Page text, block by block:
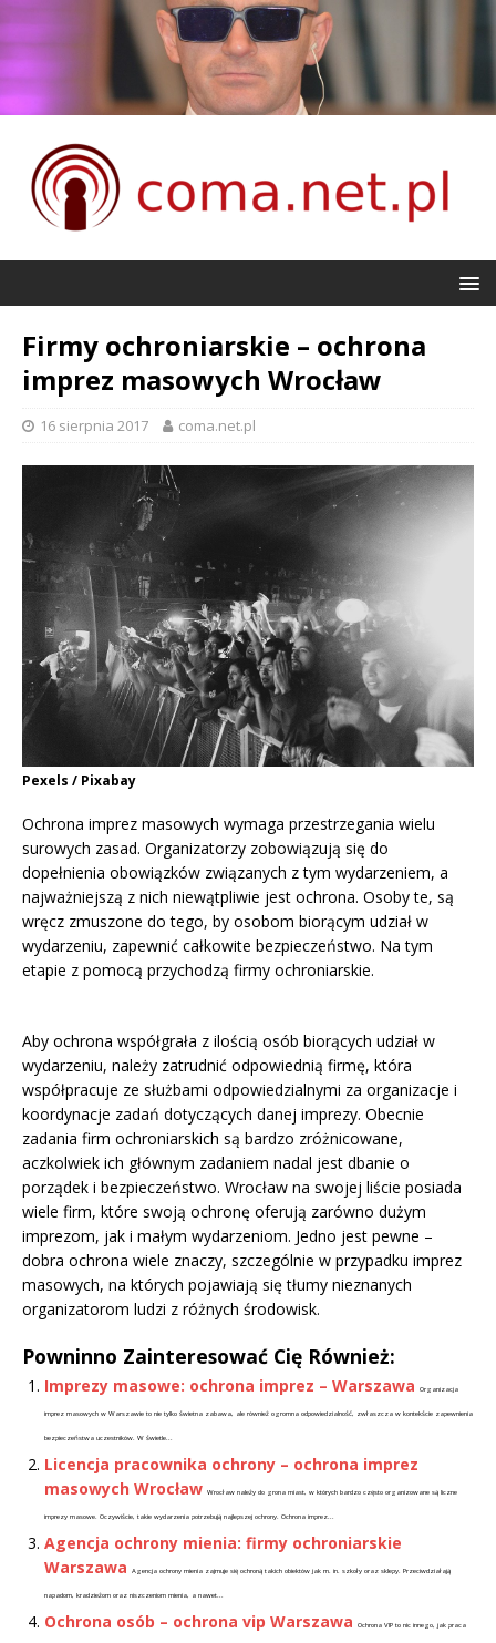
Firmy ochroniarskie – ochrona
imprez masowych Wrocław
16 sierpnia 2017 coma.net.pl
Pexels / Pixabay
Ochrona imprez masowych wymaga przestrzegania wielu
surowych zasad. Organizatorzy zobowiązują się do
dopełnienia obowiązków związanych z tym wydarzeniem, a
najważniejszą z nich niewątpliwie jest ochrona. Osoby te, są
wręcz zmuszone do tego, by osobom biorącym udział w
wydarzeniu, zapewnić całkowite bezpieczeństwo. Na tym
etapie z pomocą przychodzą firmy ochroniarskie.
Aby ochrona współgrała z ilością osób biorących udział w
wydarzeniu, należy zatrudnić odpowiednią firmę, która
współpracuje ze służbami odpowiedzialnymi za organizacje i
koordynacje zadań dotyczących danej imprezy. Obecnie
zadania firm ochroniarskich są bardzo zróżnicowane,
aczkolwiek ich głównym zadaniem nadal jest dbanie o
porządek i bezpieczeństwo. Wrocław na swojej liście posiada
wiele firm, które swoją ochronę oferują zarówno dużym
imprezom, jak i małym wydarzeniom. Jedno jest pewne –
dobra ochrona wiele znaczy, szczególnie w przypadku imprez
masowych, na których pojawiają się tłumy nieznanych
organizatorom ludzi z różnych środowisk.
Powninno Zainteresować Cię Również:
Imprezy masowe: ochrona imprez – Warszawa Organizacja
imprez masowych w Warszawie to nie tylko świetna zabawa, ale również ogromna odpowiedzialność, zwłaszcza w kontekście zapewnienia
bezpieczeństwa uczestników. W świetle...
Licencja pracownika ochrony – ochrona imprez
masowych Wrocław Wrocław należy do grona miast, w których bardzo często organizowane są liczne
imprezy masowe. Oczywiście, takie wydarzenia potrzebują najlepszej ochrony. Ochrona imprez...
Agencja ochrony mienia: firmy ochroniarskie
Warszawa
Agencja ochrony mienia zajmuje się ochroną takich obiektów jak m. in. szkoły oraz sklepy. Przeciwdziałają
napadom, kradzieżom oraz niszczeniom mienia, a nawet...
Ochrona osób – ochrona vip Warszawa Ochrona VIP to nic innego, jak praca